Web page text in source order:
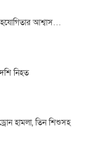
সহযোগিতার আশ্বাস…
নিহত
হামলা, তিন শিশুসহ